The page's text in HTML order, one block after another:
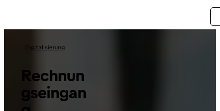
Digitalisierung
Rechnun
gseingan